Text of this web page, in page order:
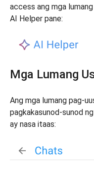
access ang mga
AI Helper pane:
Mga Lumang
Ang mga lumang pag-
pagkakasunod-sunod
ay nasa itaas: